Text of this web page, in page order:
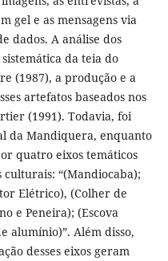
gel e as mensagens via
dados. A análise dos
da teia do
(1987), a produção e a
artefatos baseados nos
(1991). Todavia, foi
da Mandiquera, enquanto
quatro eixos temáticos
“(Mandiocaba);
Elétrico), (Colher de
e Peneira); (Escova
alumínio)”. Além disso,
desses eixos geram